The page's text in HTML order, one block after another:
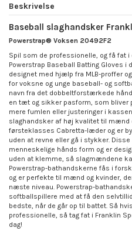
Beskrivelse
Baseball slaghandsker
Powerstrap® Voksen 20492F2
Spil som de professionelle, og få fat i
Powerstrap Baseball Batting Gloves i
designet med hjælp fra MLB-proffer
for voksne og unge baseball- og
navn fra det dobbeltforstærkede
en tæt og sikker pasform, som bliver
mere fumlen eller justeringer i
slaghandsker af høj kvalitet til mænd
førsteklasses Cabretta-læder og er
uden at revne eller gå i stykker.
menneskelige hånds form og er
uden at klemme, så slagmændene
Powerstrap-bathandskerne fås i
og er perfekte til mænd og kvinder,
næste niveau. Powerstrap-
softballspillere med at få den
bedste, når de går op til battet. Så
professionelle, så tag fat i Franklin
dag!